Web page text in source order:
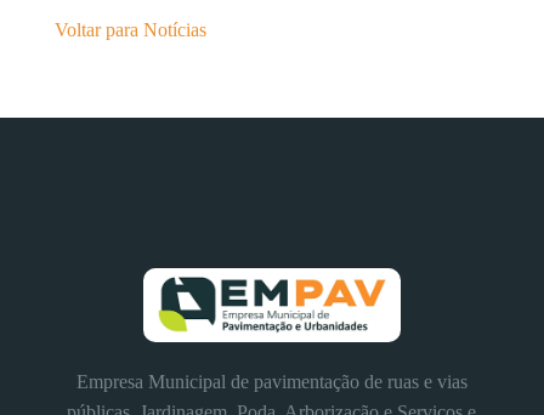
Voltar para Notícias
Empresa Municipal de pavimentação de ruas e vias